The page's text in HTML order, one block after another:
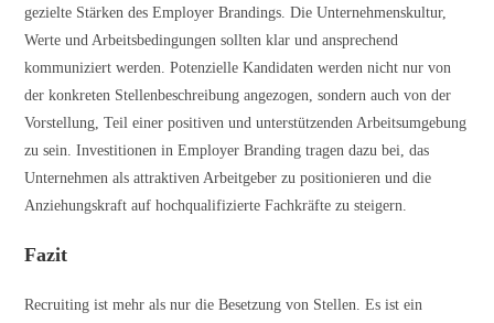
gezielte Stärken des Employer Brandings. Die Unternehmenskultur,
Werte und Arbeitsbedingungen sollten klar und ansprechend
kommuniziert werden. Potenzielle Kandidaten werden nicht nur von
der konkreten Stellenbeschreibung angezogen, sondern auch von der
Vorstellung, Teil einer positiven und unterstützenden Arbeitsumgebung
zu sein. Investitionen in Employer Branding tragen dazu bei, das
Unternehmen als attraktiven Arbeitgeber zu positionieren und die
Anziehungskraft auf hochqualifizierte Fachkräfte zu steigern.
Fazit
Recruiting ist mehr als nur die Besetzung von Stellen. Es ist ein